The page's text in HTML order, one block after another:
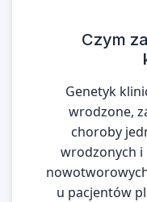
Czym
Genetyk
wrodzone,
choroby
wrodzonych i
u pacjentów